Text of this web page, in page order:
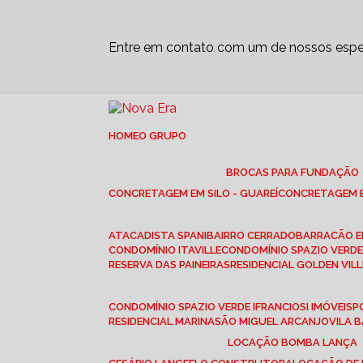
Entre em contato com um de nossos
HOME O GRUPO
BROCAS PARA FUNDAÇÃO
CONCRETAGEM EM SILO - GUAREÍ
ATACADISTA SPANI BAIRRO CERRADO BARRACÃO
CONDOMÍNIO ITAVILLE CONDOMÍNIO SPAZIO
RESERVA DAS PAINEIRAS RESIDENCIAL GOLDEN
CONDOMÍNIO SPAZIO VERDE I FRANCIOSI IMÓVEIS
RESIDENCIAL MARINA SÃO MIGUEL ARCANJO VILA
LOCAÇÃO BOMBA LANÇA